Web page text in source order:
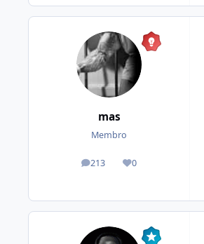
mas
Membro
213
posts 0
Reputação